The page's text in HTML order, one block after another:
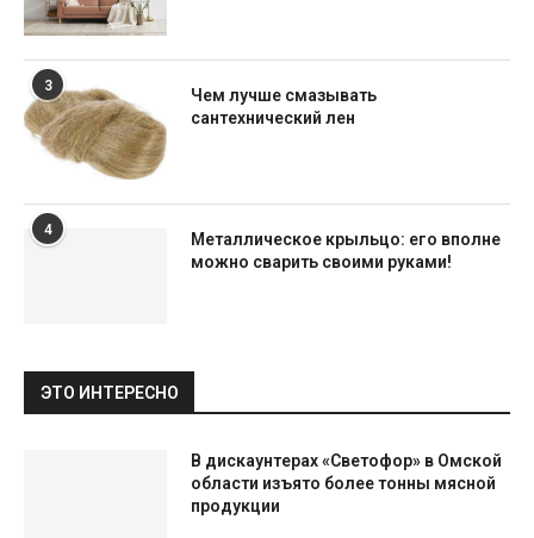
3
Чем лучше смазывать
сантехнический лен
4
Металлическое крыльцо: его вполне
можно сварить своими руками!
ЭТО ИНТЕРЕСНО
В дискаунтерах «Светофор» в Омской
области изъято более тонны мясной
продукции